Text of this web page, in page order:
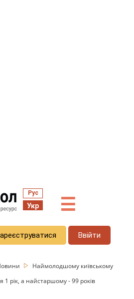
Рус
Укр ☰
Ввійти
Наймолодшому київському
1 рік, а найстаршому - 99 років